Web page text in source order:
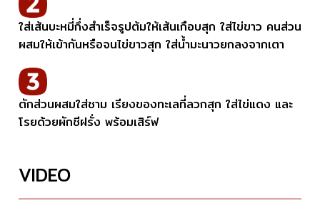
ใส่เส้นบะหมี่กึ่งสำเร็จรูปต้มให้เส้นเกือบสุก ใส่ไข่ขาว คนส่วน
ผสมให้เข้ากันหรือจนไข่ขาวสุก ใส่น้ำมะนาวยกลงจากเตา
ตักส่วนผสมใส่ชาม เรียงของทะเลที่ลวกสุก ใส่ไข่แดง และ
โรยด้วยผักชีฝรั่ง พร้อมเสิร์ฟ
VIDEO